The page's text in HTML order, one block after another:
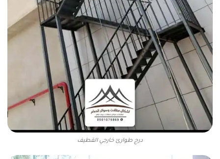
درج طوارئ خارجي القطيف